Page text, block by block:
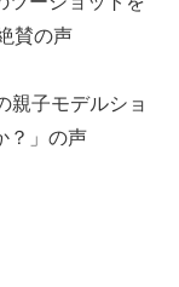
賛の声
親子モデルショ
？」の声